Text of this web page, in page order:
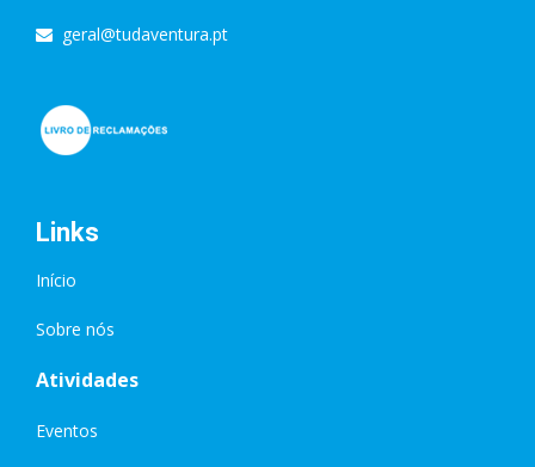
geral@tudaventura.pt
Links
Início
Sobre nós
Atividades
Eventos